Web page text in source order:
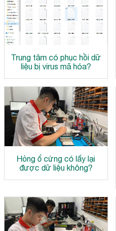
Trung tâm có phục hồi dữ
liệu bị virus mã hóa?
Hỏng ổ cứng có lấy lại
được dữ liệu không?